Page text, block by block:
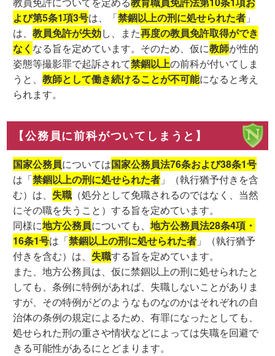
よび第5条1項3号は、「禁錮以上の刑に処せられた者 」
は、教員免許が失効し、また再度の教員免許取得ができ
なく なる旨を定めています。そのため、仮に教師が性的
姿態等撮影罪で起訴されて禁錮以上の前科が付いてしま
うと、教師として働き続けることが不可能になると考え
られます。
【公務員に前科がついてしまうと】
国家公務員については国家公務員法76条および38条1号
は「禁錮以上の刑に処せられた者 」（執行猶予付きを含
む）は、 失職 （処分として免職されるのではなく、当然
にその職を失うこと）する旨を定めています。
同様に地方公務員についても、地方公務員法28条4項・
16条1号は「禁錮以上の刑に処せられた者 」（執行猶予
付きを含む）は、 失職する旨を定めています。
また、地方公務員は、仮に禁錮以上の刑に処せられたと
しても、条例に特例があれば、失職しないことがありま
すが、その特例がどのようなものなのかはそれぞれの自
治体の条例の規定によるため、有罪になったとしても、
処せられた刑の重さや情状などによっては失職を回避で
きる可能性があるにとどまります。